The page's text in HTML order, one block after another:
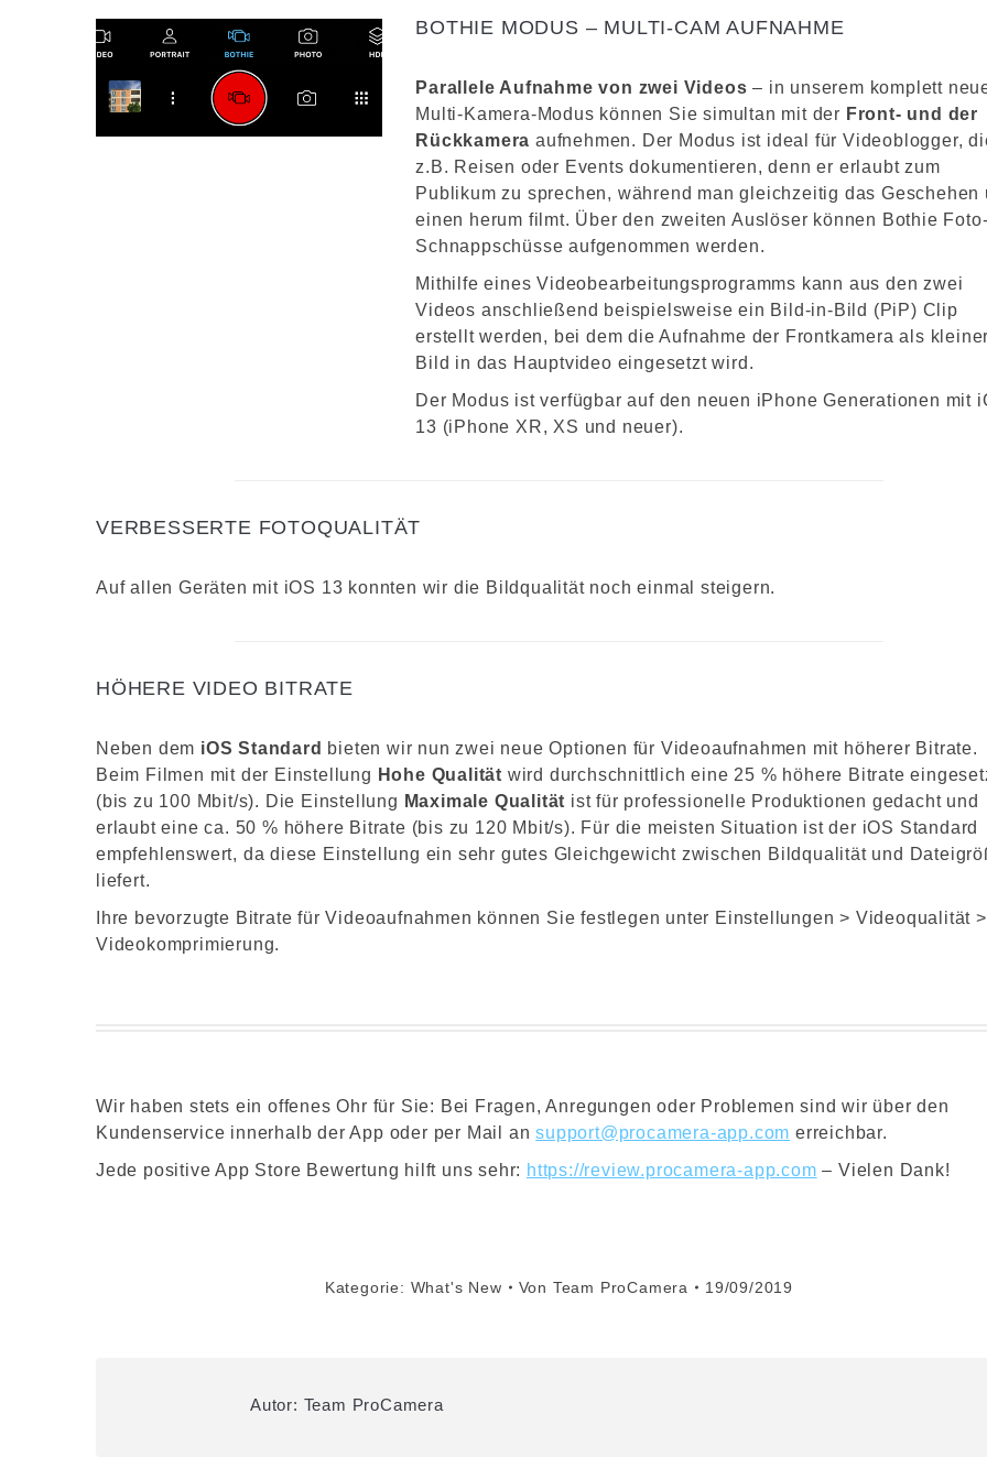
BOTHIE MODUS – MULTI-CAM AUFNAHME
Parallele Aufnahme von zwei Videos – in unserem komplett
Multi-Kamera-Modus können Sie simultan mit der Front- und der
Rückkamera aufnehmen. Der Modus ist ideal für Videoblogger,
z.B. Reisen oder Events dokumentieren, denn er erlaubt zum
Publikum zu sprechen, während man gleichzeitig das Geschehen
einen herum filmt. Über den zweiten Auslöser können Bothie Foto-
Schnappschüsse aufgenommen werden.
Mithilfe eines Videobearbeitungsprogramms kann aus den zwei
Videos anschließend beispielsweise ein Bild-in-Bild (PiP) Clip
erstellt werden, bei dem die Aufnahme der Frontkamera als
Bild in das Hauptvideo eingesetzt wird.
Der Modus ist verfügbar auf den neuen iPhone Generationen mit
13 (iPhone XR, XS und neuer).
VERBESSERTE FOTOQUALITÄT
Auf allen Geräten mit iOS 13 konnten wir die Bildqualität noch einmal steigern.
HÖHERE VIDEO BITRATE
Neben dem iOS Standard bieten wir nun zwei neue Optionen für Videoaufnahmen mit höherer Bitrate.
Beim Filmen mit der Einstellung Hohe Qualität wird durchschnittlich eine 25 % höhere Bitrate
(bis zu 100 Mbit/s). Die Einstellung Maximale Qualität ist für professionelle Produktionen gedacht und
erlaubt eine ca. 50 % höhere Bitrate (bis zu 120 Mbit/s). Für die meisten Situation ist der iOS Standard
empfehlenswert, da diese Einstellung ein sehr gutes Gleichgewicht zwischen Bildqualität und
liefert.
Ihre bevorzugte Bitrate für Videoaufnahmen können Sie festlegen unter Einstellungen > Videoqualität >
Videokomprimierung.
Wir haben stets ein offenes Ohr für Sie: Bei Fragen, Anregungen oder Problemen sind wir über den
Kundenservice innerhalb der App oder per Mail ansupport@procamera-app.com erreichbar.
Jede positive App Store Bewertung hilft uns sehr: https://review.procamera-app.com – Vielen Dank!
Kategorie: What's New Von Team ProCamera 19/09/2019
Autor: Team ProCamera